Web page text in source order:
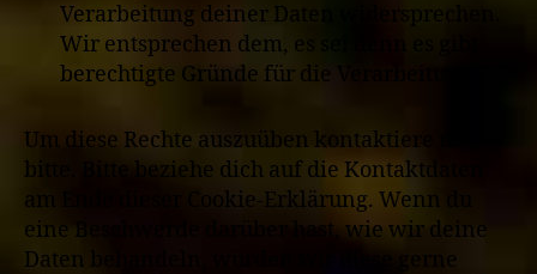
Verarbeitung deiner Daten widersprechen.
Wir entsprechen dem, es sei denn es gibt
berechtigte Gründe für die Verarbeitung.
Um diese Rechte auszuüben kontaktiere uns
bitte. Bitte beziehe dich auf die Kontaktdaten
am Ende dieser Cookie-Erklärung. Wenn du
eine Beschwerde darüber hast, wie wir deine
Daten behandeln, würden wir diese gerne